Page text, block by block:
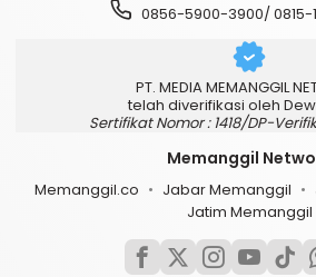
0856-5900-3900/ 0815-
PT. MEDIA MEMANGGIL
telah diverifikasi oleh
Sertifikat Nomor : 1418/DP-
Memanggil
Memanggil.co Jabar Memanggil
Jatim Memanggil